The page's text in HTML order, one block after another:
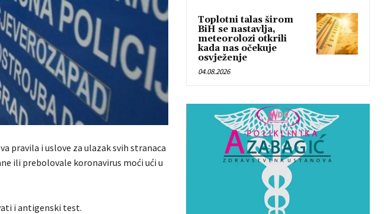
pravila i uslove za ulazak svih stranaca
ili prebolovale koronavirus moći ući u
i antigenski test.
Toplotni talas širom
BiH se nastavlja,
meteorolozi otkrili
kada nas očekuje
osvježenje
04.08.2026